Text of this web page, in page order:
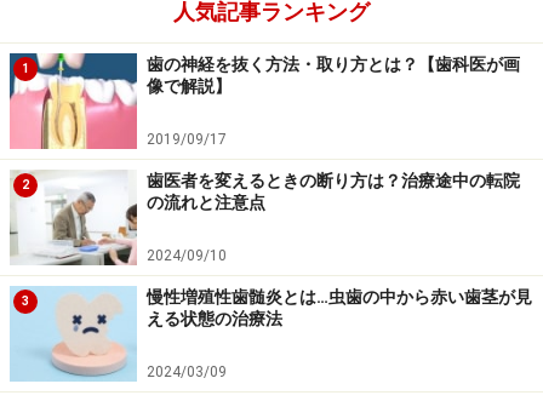
※記事内容は執筆時点のものです。最新の内容をご確認くださ
い。
※当サイトにおける医師・医療従事者等による情報の提供は、診
断・治療行為ではありません。診断・治療を必要とする方は、適
切な医療機関での受診をおすすめいたします。記事内容は執筆者
個人の見解によるものであり、全ての方への有効性を保証するも
のではありません。当サイトで提供する情報に基づいて被ったい
かなる損害についても、当社、各ガイド、その他当社と契約した
情報提供者は一切の責任を負いかねます。
免責事項
【編集部おすすめの購入サイト】
Amazonで虫歯対策用品をチェック！
人気記事ランキング
1
歯の神経を抜く方法・取り方とは？【歯科医が画
像で解説】
2019/09/17
2
歯医者を変えるときの断り方は？治療途中の転院
の流れと注意点
2024/09/10
3
慢性増殖性歯髄炎とは…虫歯の中から赤い歯茎が見
える状態の治療法
2024/03/09